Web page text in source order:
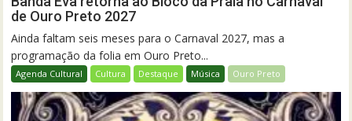
de Ouro Preto 2027
Ainda faltam seis meses para o Carnaval 2027, mas a
programação da folia em Ouro Preto...
Agenda Cultural Cultura Destaque Música Ouro Preto